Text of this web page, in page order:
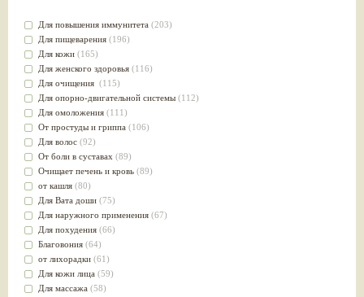
Для повышения иммунитета (203)
Для пищеварения (196)
Для кожи (165)
Для женского здоровья (116)
Для очищения (115)
Для опорно-двигательной системы (112)
Для омоложения (111)
От простуды и гриппа (106)
Для волос (92)
От боли в суставах (89)
Очищает печень и кровь (89)
от кашля (80)
Для Вата доши (75)
Для наружного применения (67)
Для похудения (66)
Благовония (64)
от лихорадки (61)
Для кожи лица (59)
Для массажа (58)